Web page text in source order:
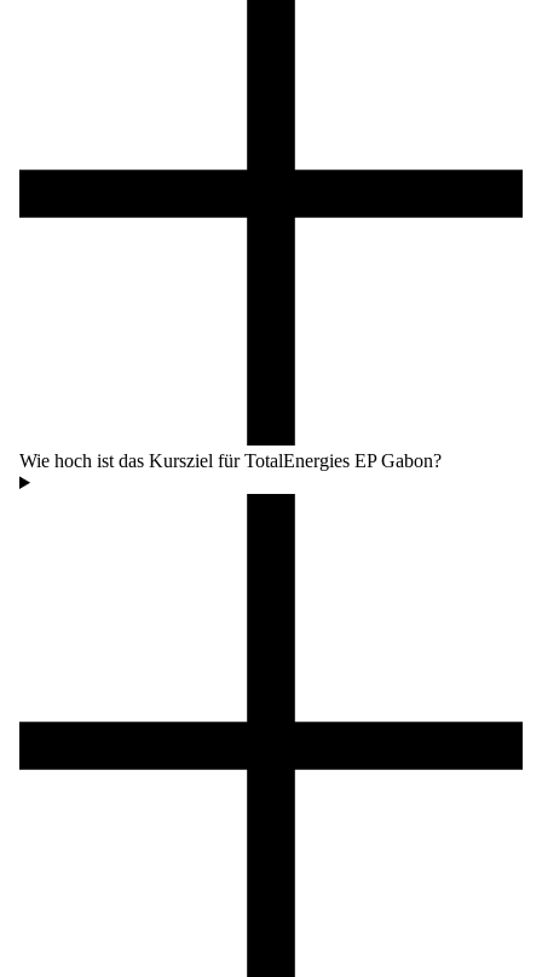
Wie hoch ist das Kursziel für TotalEnergies EP Gabon?